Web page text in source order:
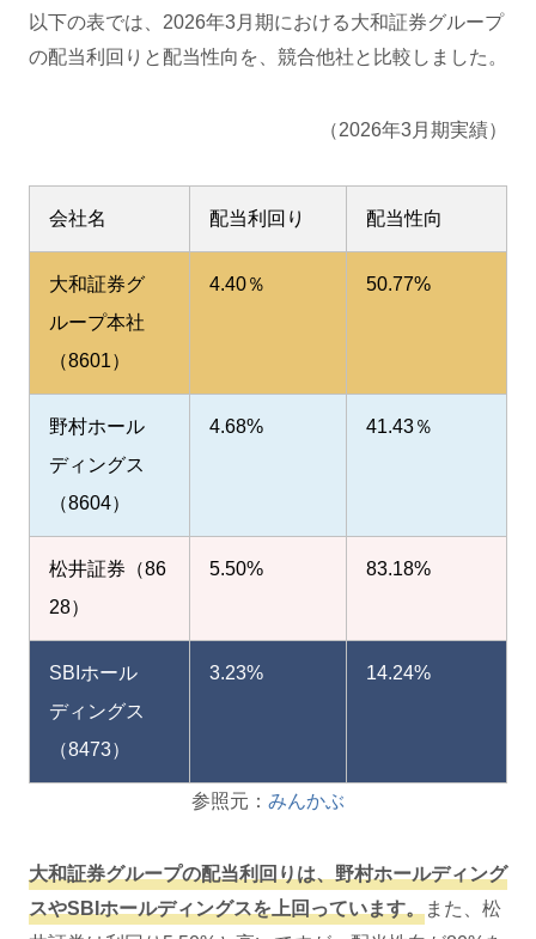
以下の表では、2026年3月期における大和証券グループ
の配当利回りと配当性向を、競合他社と比較しました。
（2026年3月期実績）
会社名 配当利回り 配当性向
大和証券グ
ループ本社
（8601）
4.40％ 50.77%
野村ホール
ディングス
（8604）
4.68% 41.43％
松井証券（86
28）
5.50% 83.18%
SBIホール
ディングス
（8473）
3.23% 14.24%
参照元： みんかぶ
大和証券グループの配当利回りは、野村ホールディング
スやSBIホールディングスを上回っています。
また、松